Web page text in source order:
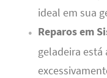
ideal em sua
Reparos em
geladeira